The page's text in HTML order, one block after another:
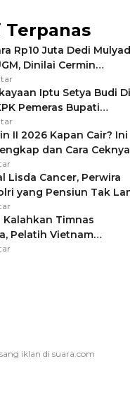
Terpanas
Rp10 Juta Dedi
Dinilai Cermin
Negara Jamin Keamanan
Iptu Setya Budi
Pemeras Bupati
II 2026 Kapan Cair? Ini
dan Cara Ceknya
Tidak Hangus!
Lisda Cancer, Perwira
yang Pensiun Tak
Kalahkan Timnas
Pelatih Vietnam
Pakai Jimat di